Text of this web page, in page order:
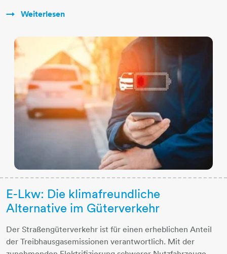
Weiterlesen
E-Lkw: Die klimafreundliche
Alternative im Güterverkehr
Der Straßengüterverkehr ist für einen erheblichen Anteil
der Treibhausgasemissionen verantwortlich. Mit der